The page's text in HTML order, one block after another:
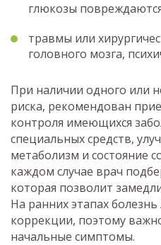
глюкозы
травмы или
головного мозга,
При наличии одного или
риска, рекомендован
контроля имеющихся
специальных средств,
метаболизм и состояние
каждом случае врач
которая позволит
На ранних этапах
коррекции, поэтому
начальные симптомы.